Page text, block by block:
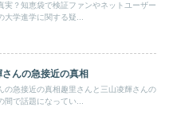
実？知恵袋で検証ファンやネットユーザー
大学進学に関する疑...
んの急接近の真相
の急接近の真相趣里さんと三山凌輝さんの
間で話題になってい...